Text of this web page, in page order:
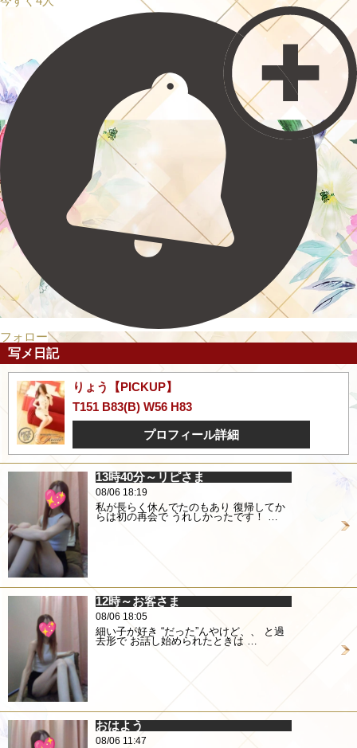
フォロー
写メ日記
りょう【PICKUP】
T151 B83(B) W56 H83
プロフィール詳細
13時40分～リピさま
08/06 18:19
私が長らく休んでたのもあり 復帰してか
らは初の再会で うれしかったです！ …
12時～お客さま
08/06 18:05
細い子が好き “だった”んやけど、、 と過
去形で お話し始められたときは …
おはよう
08/06 11:47